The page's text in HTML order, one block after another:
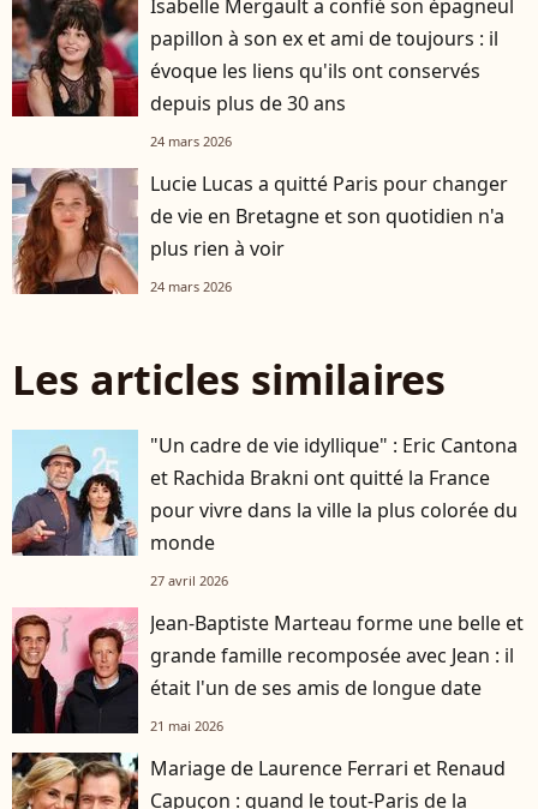
Isabelle Mergault a confié son épagneul
papillon à son ex et ami de toujours : il
évoque les liens qu'ils ont conservés
depuis plus de 30 ans
24 mars 2026
Lucie Lucas a quitté Paris pour changer
de vie en Bretagne et son quotidien n'a
plus rien à voir
24 mars 2026
Les articles similaires
"Un cadre de vie idyllique" : Eric Cantona
et Rachida Brakni ont quitté la France
pour vivre dans la ville la plus colorée du
monde
27 avril 2026
Jean-Baptiste Marteau forme une belle et
grande famille recomposée avec Jean : il
était l'un de ses amis de longue date
21 mai 2026
Mariage de Laurence Ferrari et Renaud
Capuçon : quand le tout-Paris de la